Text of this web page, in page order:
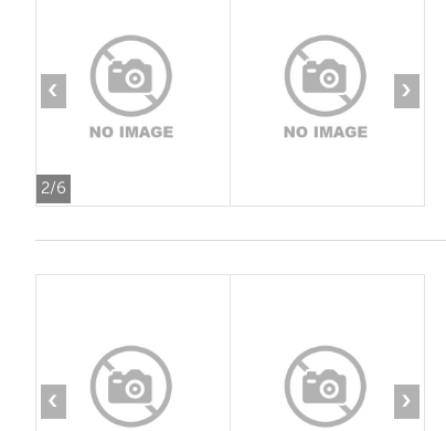
2/6
‹ ›
‹ ›